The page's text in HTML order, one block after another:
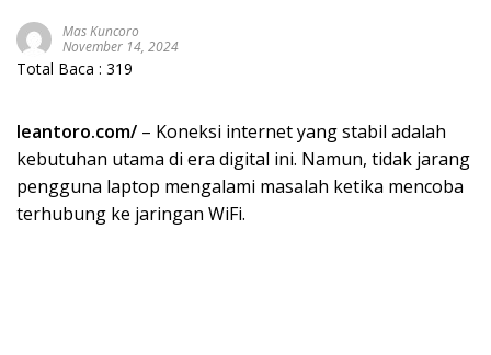
Mas Kuncoro
November 14, 2024
Total Baca : 319
leantoro.com/ – Koneksi internet yang stabil adalah
kebutuhan utama di era digital ini. Namun, tidak jarang
pengguna laptop mengalami masalah ketika mencoba
terhubung ke jaringan WiFi.